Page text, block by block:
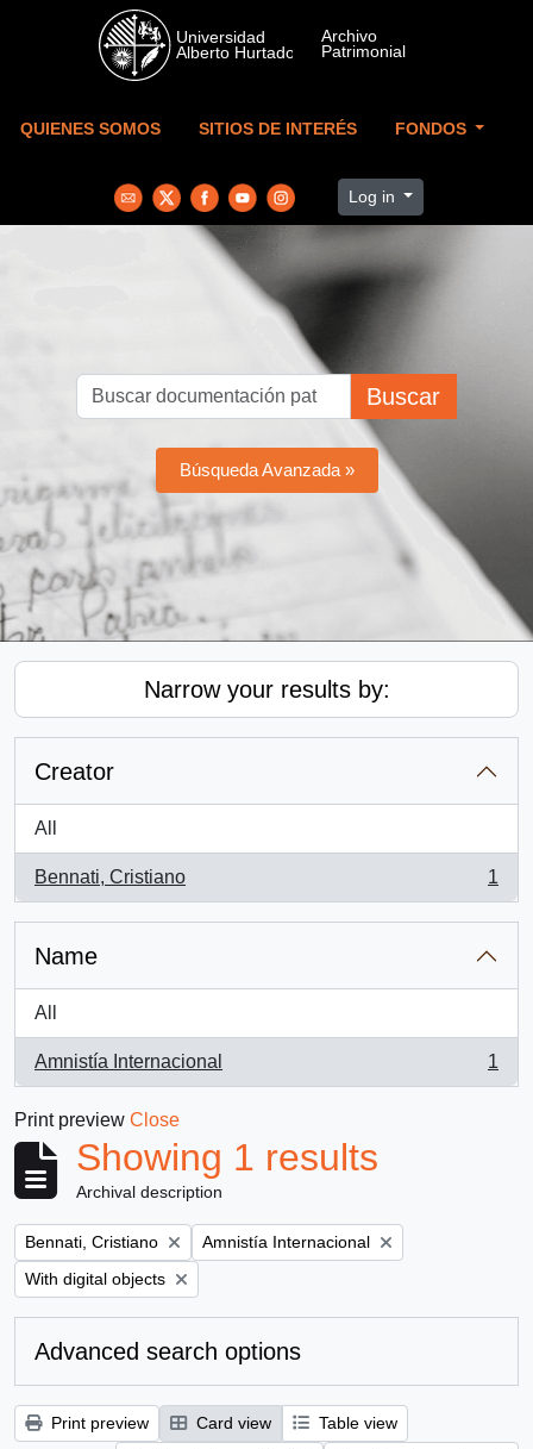
Skip to main content
QUIENES SOMOS SITIOS DE INTERÉS FONDOS
Log in
Buscar
Búsqueda Avanzada »
Narrow your results by:
Creator
All
Bennati, Cristiano
, 1 results
1
Name
All
Amnistía Internacional
, 1 results
1
Print preview Close
Showing 1 results
Archival description
Remove filter:
Bennati, Cristiano Remove filter:
Amnistía Internacional
Remove filter:
With digital objects
Advanced search options
Print preview Card view
Table view